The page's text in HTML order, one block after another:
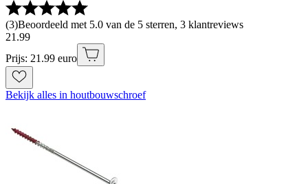
(3)Beoordeeld met 5.0 van de 5 sterren, 3 klantreviews
21 .99
Prijs: 21.99 euro
Bekijk alles in houtbouwschroef